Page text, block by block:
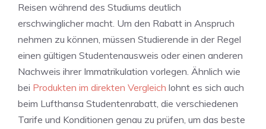
Reisen während des Studiums deutlich
erschwinglicher macht. Um den Rabatt in Anspruch
nehmen zu können, müssen Studierende in der Regel
einen gültigen Studentenausweis oder einen anderen
Nachweis ihrer Immatrikulation vorlegen. Ähnlich wie
bei Produkten im direkten Vergleich lohnt es sich auch
beim Lufthansa Studentenrabatt, die verschiedenen
Tarife und Konditionen genau zu prüfen, um das beste